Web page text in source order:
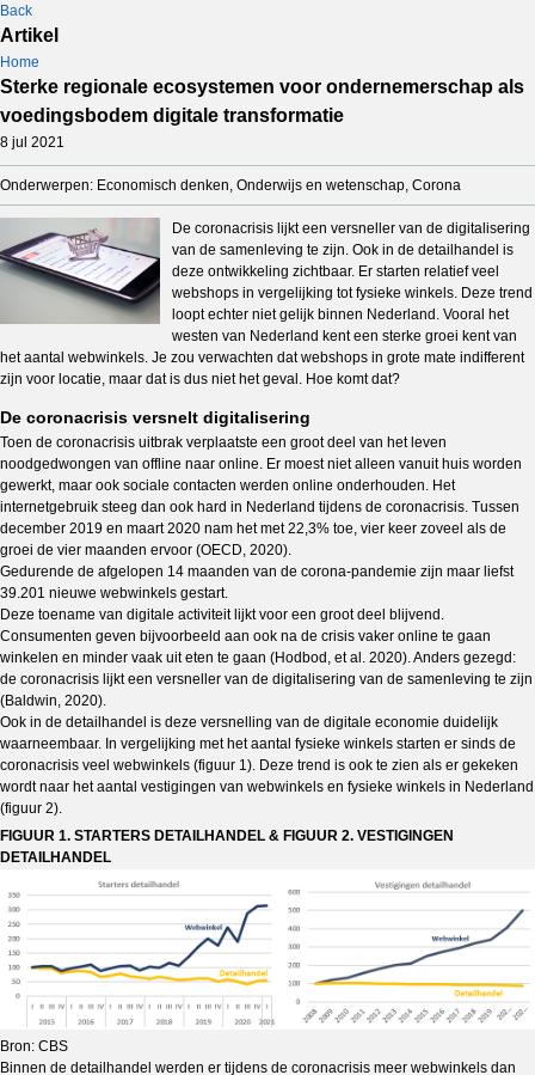
Back
Artikel
Home
Sterke regionale ecosystemen voor ondernemerschap als
voedingsbodem digitale transformatie
8 jul 2021
Onderwerpen: Economisch denken, Onderwijs en wetenschap, Corona
De coronacrisis lijkt een versneller van de digitalisering
van de samenleving te zijn. Ook in de detailhandel is
deze ontwikkeling zichtbaar. Er starten relatief veel
webshops in vergelijking tot fysieke winkels. Deze trend
loopt echter niet gelijk binnen Nederland. Vooral het
westen van Nederland kent een sterke groei kent van
het aantal webwinkels. Je zou verwachten dat webshops in grote mate indifferent
zijn voor locatie, maar dat is dus niet het geval. Hoe komt dat?
De coronacrisis versnelt digitalisering
Toen de coronacrisis uitbrak verplaatste een groot deel van het leven
noodgedwongen van offline naar online. Er moest niet alleen vanuit huis worden
gewerkt, maar ook sociale contacten werden online onderhouden. Het
internetgebruik steeg dan ook hard in Nederland tijdens de coronacrisis. Tussen
december 2019 en maart 2020 nam het met 22,3% toe, vier keer zoveel als de
groei de vier maanden ervoor (OECD, 2020).
Gedurende de afgelopen 14 maanden van de corona-pandemie zijn maar liefst
39.201 nieuwe webwinkels gestart.
Deze toename van digitale activiteit lijkt voor een groot deel blijvend.
Consumenten geven bijvoorbeeld aan ook na de crisis vaker online te gaan
winkelen en minder vaak uit eten te gaan (Hodbod, et al. 2020). Anders gezegd:
de coronacrisis lijkt een versneller van de digitalisering van de samenleving te zijn
(Baldwin, 2020).
Ook in de detailhandel is deze versnelling van de digitale economie duidelijk
waarneembaar. In vergelijking met het aantal fysieke winkels starten er sinds de
coronacrisis veel webwinkels (figuur 1). Deze trend is ook te zien als er gekeken
wordt naar het aantal vestigingen van webwinkels en fysieke winkels in Nederland
(figuur 2).
FIGUUR 1. STARTERS DETAILHANDEL & FIGUUR 2. VESTIGINGEN
DETAILHANDEL
Bron: CBS
Binnen de detailhandel werden er tijdens de coronacrisis meer webwinkels dan